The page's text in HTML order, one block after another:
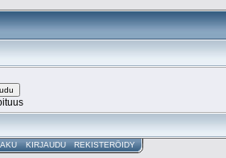
KIRJAUDU REKISTERÖIDY